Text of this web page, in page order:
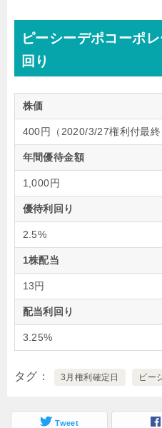
ピーシーデポコーポ
回り
株価
400円（2020/3/27権利付最終
年間優待金額
1,000円
優待利回り
2.5%
1株配当
13円
配当利回り
3.25%
タグ 3月権利確定日 ピー
Tweet